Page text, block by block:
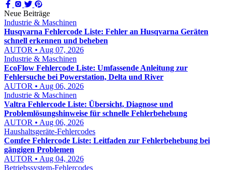
Neue Beiträge
Industrie & Maschinen
Husqvarna Fehlercode Liste: Fehler an Husqvarna Geräten
schnell erkennen und beheben
AUTOR • Aug 07, 2026
Industrie & Maschinen
EcoFlow Fehlercode Liste: Umfassende Anleitung zur
Fehlersuche bei Powerstation, Delta und River
AUTOR • Aug 06, 2026
Industrie & Maschinen
Valtra Fehlercode Liste: Übersicht, Diagnose und
Problemlösungshinweise für schnelle Fehlerbehebung
AUTOR • Aug 06, 2026
Haushaltsgeräte-Fehlercodes
Comfee Fehlercode Liste: Leitfaden zur Fehlerbehebung bei
gängigen Problemen
AUTOR • Aug 04, 2026
Betriebssystem-Fehlercodes